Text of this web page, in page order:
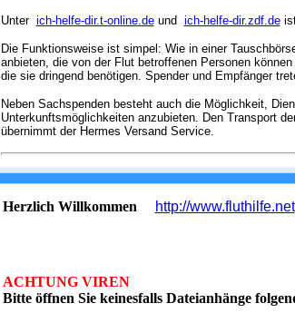
Unter ich-helfe-dir.t-online.deund ich-helfe-dir.zdf.deist
Die Funktionsweise ist simpel: Wie in einer
anbieten, die von der Flut betroffenen Personen
die sie dringend benötigen. Spender und Empfänger
Neben Sachspenden besteht auch die Möglichkeit,
Unterkunftsmöglichkeiten anzubieten. Den Transport
übernimmt der Hermes Versand Service.
Herzlich Willkommen http://www.fluthilfe.net
ACHTUNG VIREN
Bitte öffnen Sie keinesfalls Dateianhänge